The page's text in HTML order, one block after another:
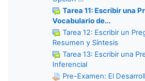
Tarea 11: Escribir una
Vocabulario de...
Tarea 12: Escribir un
Resumen y Síntesis
Tarea 13: Escribir una
Inferencial
Pre-Examen: El